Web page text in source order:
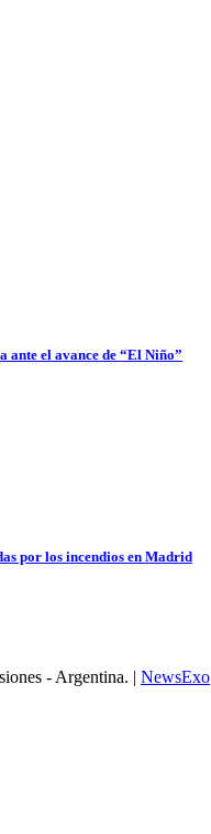
ante el avance de “El Niño”
por los incendios en Madrid
- Argentina. | NewsExo